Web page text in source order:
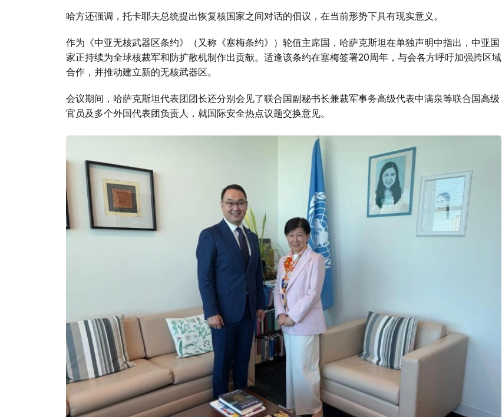
哈方还强调，托卡耶夫总统提出恢复核国家之间对话的倡议，在当前形势下具有现实意义。
作为《中亚无核武器区条约》（又称《塞梅条约》）轮值主席国，哈萨克斯坦在单独声明中指出，中亚国
家正持续为全球核裁军和防扩散机制作出贡献。适逢该条约在塞梅签署20周年，与会各方呼吁加强跨区域
合作，并推动建立新的无核武器区。
会议期间，哈萨克斯坦代表团团长还分别会见了联合国副秘书长兼裁军事务高级代表中满泉等联合国高级
官员及多个外国代表团负责人，就国际安全热点议题交换意见。